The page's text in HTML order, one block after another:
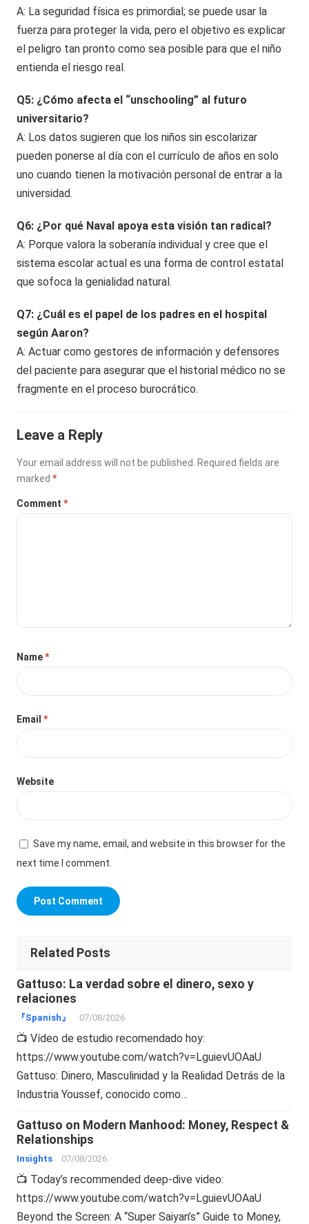
A: La seguridad física es primordial; se puede usar la
fuerza para proteger la vida, pero el objetivo es explicar
el peligro tan pronto como sea posible para que el niño
entienda el riesgo real.
Q5: ¿Cómo afecta el “unschooling” al futuro
universitario?
A: Los datos sugieren que los niños sin escolarizar
pueden ponerse al día con el currículo de años en solo
uno cuando tienen la motivación personal de entrar a la
universidad.
Q6: ¿Por qué Naval apoya esta visión tan radical?
A: Porque valora la soberanía individual y cree que el
sistema escolar actual es una forma de control estatal
que sofoca la genialidad natural.
Q7: ¿Cuál es el papel de los padres en el hospital
según Aaron?
A: Actuar como gestores de información y defensores
del paciente para asegurar que el historial médico no se
fragmente en el proceso burocrático.
Leave a Reply
Your email address will not be published.
Required fields are
marked*
Comment*
Name*
Email*
Website
Save my name, email, and website in this browser for the
next time I comment.
Related Posts
Gattuso: La verdad sobre el dinero, sexo y
relaciones
『Spanish』 07/08/2026
📺 Vídeo de estudio recomendado hoy:
https://www.youtube.com/watch?v=LguievUOAaU
Gattuso: Dinero, Masculinidad y la Realidad Detrás de la
Industria Youssef, conocido como…
Gattuso on Modern Manhood: Money, Respect &
Relationships
Insights 07/08/2026
📺 Today’s recommended deep-dive video:
https://www.youtube.com/watch?v=LguievUOAaU
Beyond the Screen: A “Super Saiyan’s” Guide to Money,